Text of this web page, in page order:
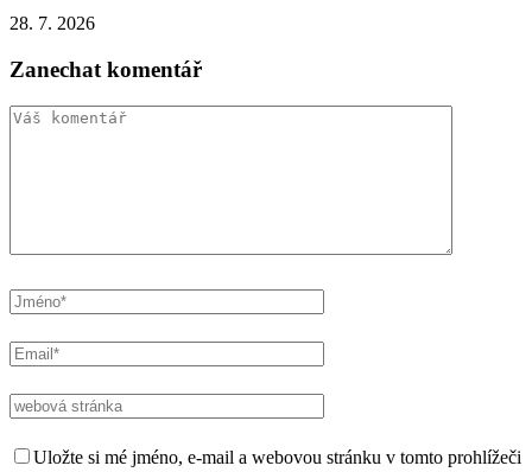
28. 7. 2026
Zanechat komentář
Uložte si mé jméno, e-mail a webovou stránku v tomto prohlížeči